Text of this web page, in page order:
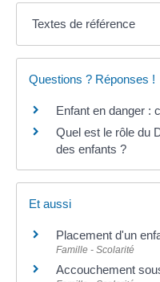
Textes de référence
Questions ? Réponses !
Enfant en danger :
Quel est le rôle du
des enfants ?
Et aussi
Placement d'un
Famille - Scolarité
Accouchement